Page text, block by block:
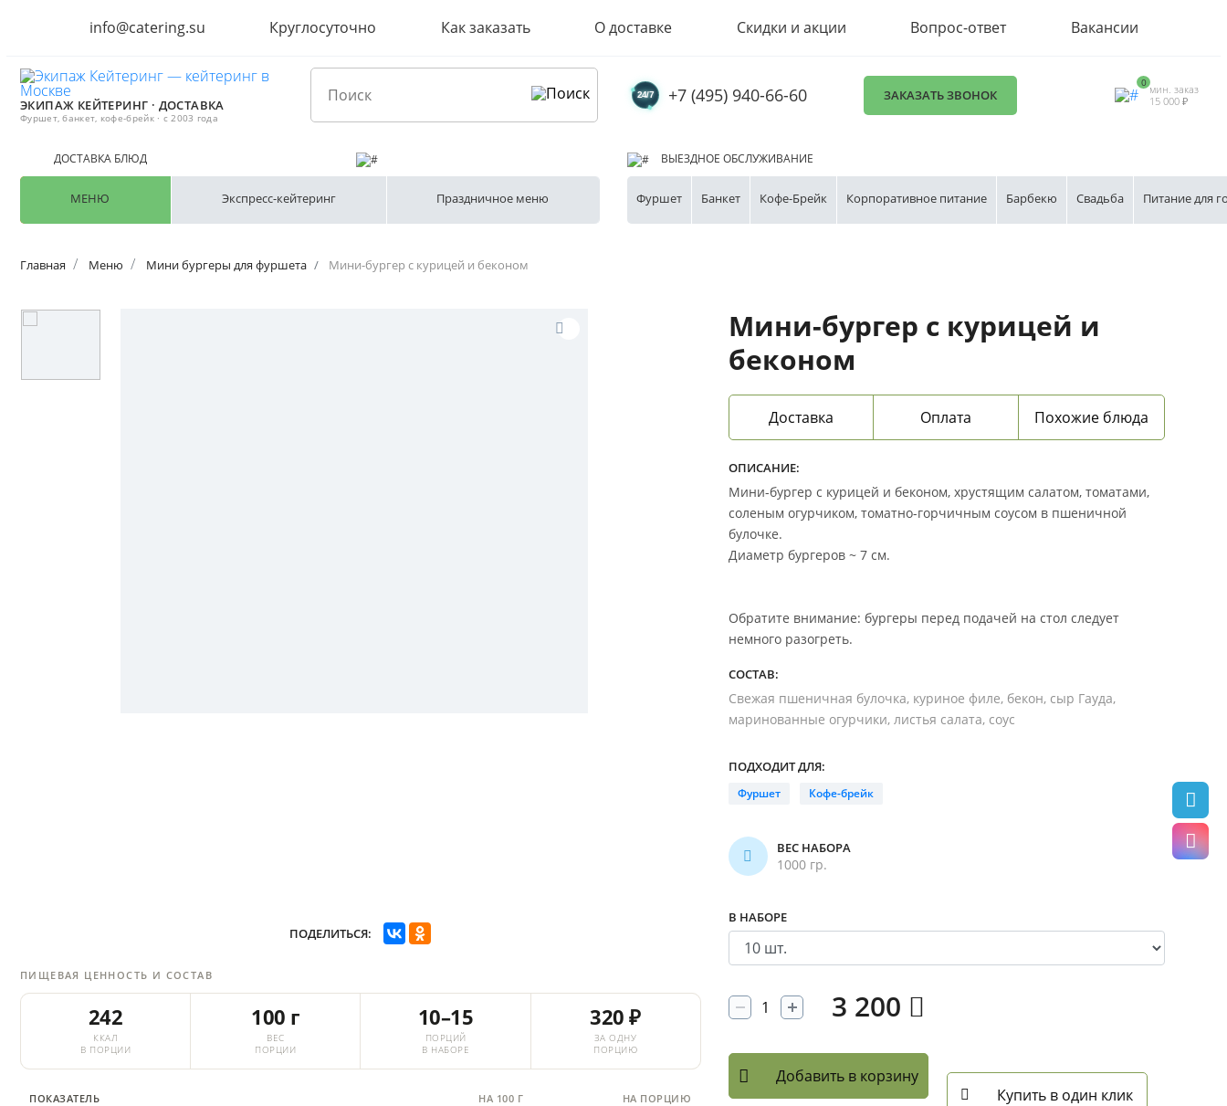
info@catering.su Круглосуточно Как заказать О доставке Скидки и акции Вопрос-ответ Вакансии
ЭКИПАЖ КЕЙТЕРИНГ · ДОСТАВКА
Фуршет, банкет, кофе-брейк · с 2003 года
+7 (495) 940-66-60 ЗАКАЗАТЬ ЗВОНОК
0 мин. заказ
15 000 ₽
ДОСТАВКА БЛЮД
МЕНЮ Экспресс-кейтеринг Праздничное меню
ВЫЕЗДНОЕ ОБСЛУЖИВАНИЕ
Фуршет Банкет Кофе-Брейк Корпоративное питание Барбекю Свадьба Питание для
Главная Меню Мини бургеры для фуршета Мини-бургер с курицей и беконом
ПОДЕЛИТЬСЯ:
ПИЩЕВАЯ ЦЕННОСТЬ И СОСТАВ
242
ККАЛ
В ПОРЦИИ
100 г
ВЕС
ПОРЦИИ
10–15
ПОРЦИЙ
В НАБОРЕ
320 ₽
ЗА ОДНУ
ПОРЦИЮ
ПОКАЗАТЕЛЬ НА 100 Г НА ПОРЦИЮ
Мини-бургер с курицей и
беконом
Доставка Оплата Похожие блюда
ОПИСАНИЕ:
Мини-бургер с курицей и беконом, хрустящим салатом, томатами,
соленым огурчиком, томатно-горчичным соусом в пшеничной
булочке.
Диаметр бургеров ~ 7 см.
Обратите внимание: бургеры перед подачей на стол следует
немного разогреть.
СОСТАВ:
Свежая пшеничная булочка, куриное филе, бекон, сыр Гауда,
маринованные огурчики, листья салата, соус
ПОДХОДИТ ДЛЯ:
Фуршет Кофе-брейк
ВЕС НАБОРА
1000 гр.
В НАБОРЕ
3 200
Добавить в корзину
Купить в один клик